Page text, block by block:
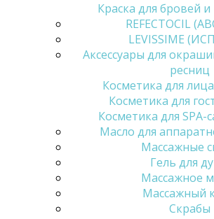
Краска для бровей
REFECTOCIL
LEVISSIME
Аксессуары для
ресниц
Косметика для
Косметика для
Косметика для SPA-
Масло для
Массажные
Гель для
Массажное
Массажный
Скрабы